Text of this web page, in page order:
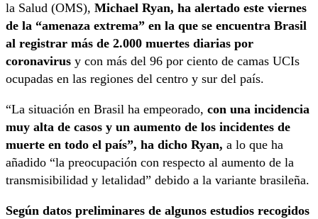
la Salud (OMS), Michael Ryan, ha alertado este viernes
de la “amenaza extrema” en la que se encuentra Brasil
al registrar más de 2.000 muertes diarias por
coronavirus y con más del 96 por ciento de camas UCIs
ocupadas en las regiones del centro y sur del país.
“La situación en Brasil ha empeorado, con una incidencia
muy alta de casos y un aumento de los incidentes de
muerte en todo el país”, ha dicho Ryan, a lo que ha
añadido “la preocupación con respecto al aumento de la
transmisibilidad y letalidad” debido a la variante brasileña.
Según datos preliminares de algunos estudios recogidos